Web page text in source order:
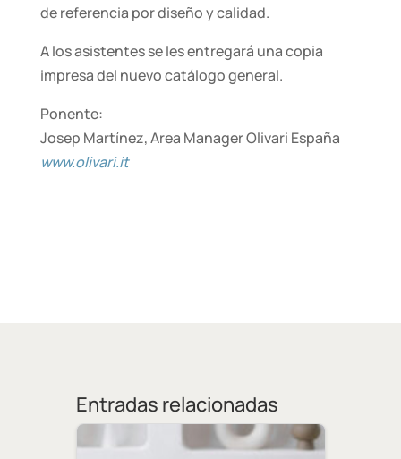
de referencia por diseño y calidad.
A los asistentes se les entregará una copia
impresa del nuevo catálogo general.
Ponente:
Josep Martínez, Area Manager Olivari España
www.olivari.it
Entradas relacionadas